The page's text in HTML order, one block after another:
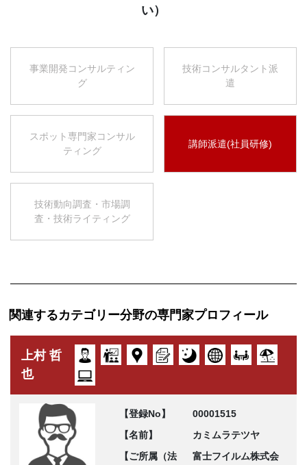
い）
事業開発コンサルティン
グ
技術コンサルタント派
遣
スポット専門家コンサル
ティング
講師派遣(社員研修)
技術動向調査・市場調
査・技術ライティング
関連するカテゴリー分野の専門家プロフィール
上村 哲
也
【登録No】
00001515
【名前】
カミムラテツヤ
【ご所属（法
富士フイルム株式会